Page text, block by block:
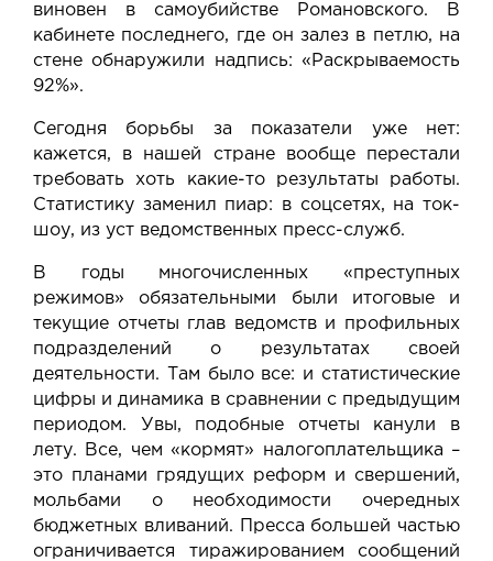
виновен в самоубийстве Романовского. В
кабинете последнего, где он залез в петлю, на
стене обнаружили надпись: «Раскрываемость
92%».
Сегодня борьбы за показатели уже нет:
кажется, в нашей стране вообще перестали
требовать хоть какие-то результаты работы.
Статистику заменил пиар: в соцсетях, на ток-
шоу, из уст ведомственных пресс-служб.
В годы многочисленных «преступных
режимов» обязательными были итоговые и
текущие отчеты глав ведомств и профильных
подразделений о результатах своей
деятельности. Там было все: и статистические
цифры и динамика в сравнении с предыдущим
периодом. Увы, подобные отчеты канули в
лету. Все, чем «кормят» налогоплательщика –
это планами грядущих реформ и свершений,
мольбами о необходимости очередных
бюджетных вливаний. Пресса большей частью
ограничивается тиражированием сообщений